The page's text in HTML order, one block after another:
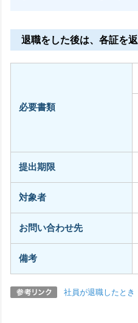
退職をした後は、各証を
必要書類
提出期限
対象者
お問い合わせ先
備考
社員が退職したとき